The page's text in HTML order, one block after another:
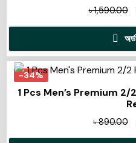
৳1,590.00
-34%
1 Pcs Men’s Premium
৳890.00